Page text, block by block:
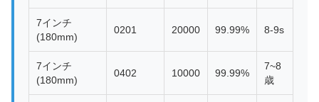
7インチ
(180mm)
0201 20000 99.99% 8-9s
7インチ
(180mm)
0402 10000 99.99%
7~8
歳